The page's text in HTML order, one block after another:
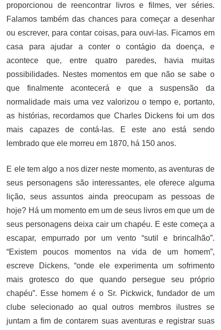
proporcionou de reencontrar livros e filmes, ver séries.
Falamos também das chances para começar a desenhar
ou escrever, para contar coisas, para ouvi-las. Ficamos em
casa para ajudar a conter o contágio da doença, e
acontece que, entre quatro paredes, havia muitas
possibilidades. Nestes momentos em que não se sabe o
que finalmente acontecerá e que a suspensão da
normalidade mais uma vez valorizou o tempo e, portanto,
as histórias, recordamos que Charles Dickens foi um dos
mais capazes de contá-las. E este ano está sendo
lembrado que ele morreu em 1870, há 150 anos.
E ele tem algo a nos dizer neste momento, as aventuras de
seus personagens são interessantes, ele oferece alguma
lição, seus assuntos ainda preocupam as pessoas de
hoje? Há um momento em um de seus livros em que um de
seus personagens deixa cair um chapéu. E este começa a
escapar, empurrado por um vento “sutil e brincalhão”.
“Existem poucos momentos na vida de um homem”,
escreve Dickens, “onde ele experimenta um sofrimento
mais grotesco do que quando persegue seu próprio
chapéu”. Esse homem é o Sr. Pickwick, fundador de um
clube selecionado ao qual outros membros ilustres se
juntam a fim de contarem suas aventuras e registrar suas